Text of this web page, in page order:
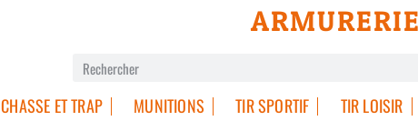
CHASSE ET TRAP MUNITIONS TIR SPORTIF TIR LOISIR